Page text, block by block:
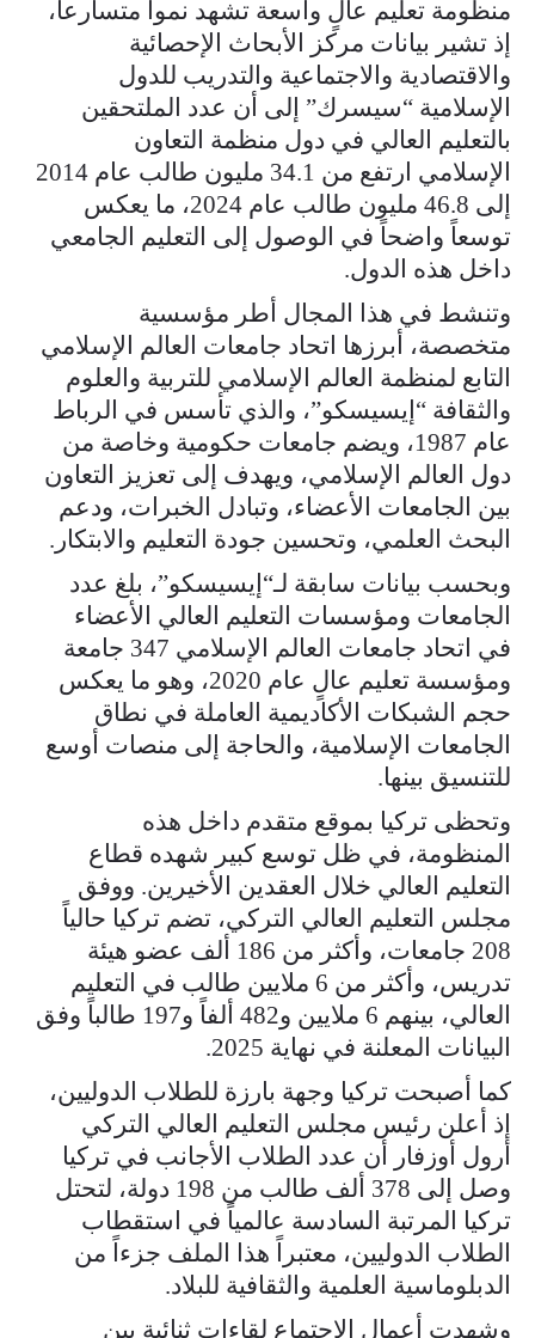
منظومة تعليم عالٍ واسعة تشهد نمواً متسارعاً،
إذ تشير بيانات مركز الأبحاث الإحصائية
والاقتصادية والاجتماعية والتدريب للدول
الإسلامية “سيسرك” إلى أن عدد الملتحقين
بالتعليم العالي في دول منظمة التعاون
الإسلامي ارتفع من 34.1 مليون طالب عام 2014
إلى 46.8 مليون طالب عام 2024، ما يعكس
توسعاً واضحاً في الوصول إلى التعليم الجامعي
داخل هذه الدول.
وتنشط في هذا المجال أطر مؤسسية
متخصصة، أبرزها اتحاد جامعات العالم الإسلامي
التابع لمنظمة العالم الإسلامي للتربية والعلوم
والثقافة “إيسيسكو”، والذي تأسس في الرباط
عام 1987، ويضم جامعات حكومية وخاصة من
دول العالم الإسلامي، ويهدف إلى تعزيز التعاون
بين الجامعات الأعضاء، وتبادل الخبرات، ودعم
البحث العلمي، وتحسين جودة التعليم والابتكار.
وبحسب بيانات سابقة لـ“إيسيسكو”، بلغ عدد
الجامعات ومؤسسات التعليم العالي الأعضاء
في اتحاد جامعات العالم الإسلامي 347 جامعة
ومؤسسة تعليم عالٍ عام 2020، وهو ما يعكس
حجم الشبكات الأكاديمية العاملة في نطاق
الجامعات الإسلامية، والحاجة إلى منصات أوسع
للتنسيق بينها.
وتحظى تركيا بموقع متقدم داخل هذه
المنظومة، في ظل توسع كبير شهده قطاع
التعليم العالي خلال العقدين الأخيرين. ووفق
مجلس التعليم العالي التركي، تضم تركيا حالياً
208 جامعات، وأكثر من 186 ألف عضو هيئة
تدريس، وأكثر من 6 ملايين طالب في التعليم
العالي، بينهم 6 ملايين و482 ألفاً و197 طالباً وفق
البيانات المعلنة في نهاية 2025.
كما أصبحت تركيا وجهة بارزة للطلاب الدوليين،
إذ أعلن رئيس مجلس التعليم العالي التركي
أرول أوزفار أن عدد الطلاب الأجانب في تركيا
وصل إلى 378 ألف طالب من 198 دولة، لتحتل
تركيا المرتبة السادسة عالمياً في استقطاب
الطلاب الدوليين، معتبراً هذا الملف جزءاً من
الدبلوماسية العلمية والثقافية للبلاد.
وشهدت أعمال الاجتماع لقاءات ثنائية بين